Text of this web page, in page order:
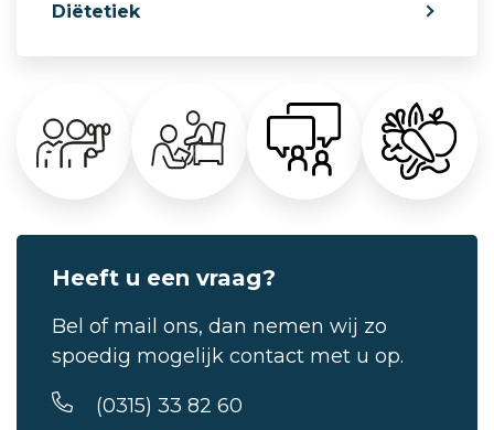
Diëtetiek
Heeft u een vraag?
Bel of mail ons, dan nemen wij zo
spoedig mogelijk contact met u op.
(0315) 33 82 60